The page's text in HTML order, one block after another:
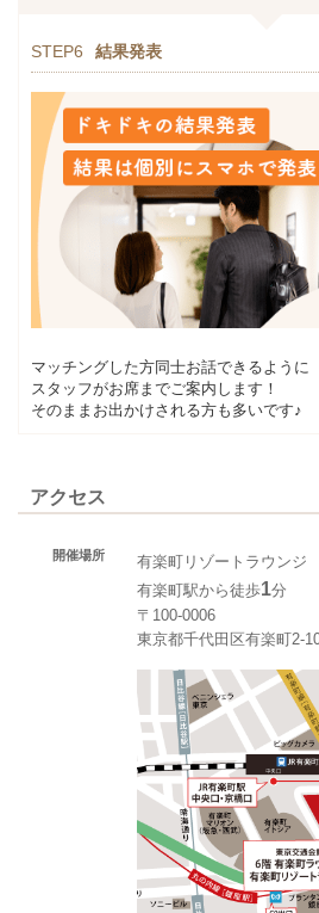
STEP6 結果発表
マッチングした方同士お話できるように
スタッフがお席までご案内します！
そのままお出かけされる方も多いです♪
アクセス
開催場所
有楽町リゾートラウンジ
有楽町駅から徒歩1分
〒100-0006
東京都千代田区有楽町2-